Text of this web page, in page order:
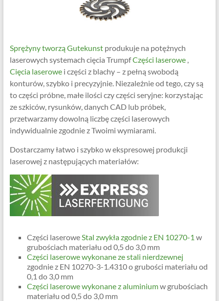
Sprężyny tworzą Gutekunstprodukuje na potężnych
laserowych systemach cięcia TrumpfCzęści laserowe,
Cięcia laserowei części z blachy – z pełną swobodą
konturów, szybko i precyzyjnie. Niezależnie od tego, czy są
to części próbne, małe ilości czy części seryjne: korzystając
ze szkiców, rysunków, danych CAD lub próbek,
przetwarzamy dowolną liczbę części laserowych
indywidualnie zgodnie z Twoimi wymiarami.
Dostarczamy łatwo i szybko w ekspresowej produkcji
laserowej z następujących materiałów:
Części laseroweStal zwykła zgodnie z EN 10270-1 w
grubościach materiału od 0,5 do 3,0 mm
Części laserowe wykonane ze stali nierdzewnej
zgodnie z EN 10270-3-1.4310 o grubości materiału od
0,1 do 3,0 mm
Części laserowe wykonane z aluminiumw grubościach
materiału od 0,5 do 3,0 mm